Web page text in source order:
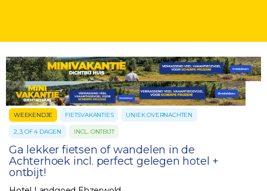
WEEKENDJE FIETSVAKANTIES UNIEK OVERNACHTEN
2, 3 OF 4 DAGEN INCL. ONTBIJT
Ga lekker fietsen of wandelen in de
Achterhoek incl. perfect gelegen hotel +
ontbijt!